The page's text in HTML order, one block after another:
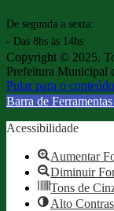
De segunda a sexta:
- Das 8hs às 14hs
Copyright © 2025.
Prefeitura Municipal
Pular para o conteúdo
Barra de
Acessibilidade
Aumentar
Diminuir
Tons de
Alto